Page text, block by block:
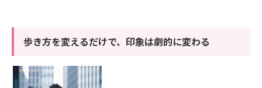
歩き方を変えるだけで、印象は劇的に変わる